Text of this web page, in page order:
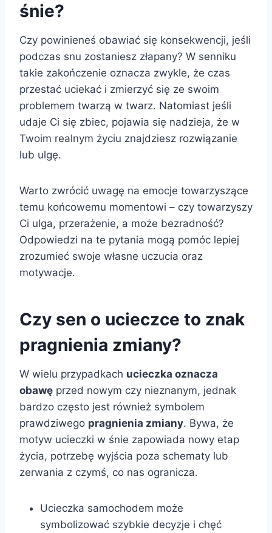
śnie?
Czy powinieneś obawiać się konsekwencji, jeśli
podczas snu zostaniesz złapany? W senniku
takie zakończenie oznacza zwykle, że czas
przestać uciekać i zmierzyć się ze swoim
problemem twarzą w twarz. Natomiast jeśli
udaje Ci się zbiec, pojawia się nadzieja, że w
Twoim realnym życiu znajdziesz rozwiązanie
lub ulgę.
Warto zwrócić uwagę na emocje towarzyszące
temu końcowemu momentowi – czy towarzyszy
Ci ulga, przerażenie, a może bezradność?
Odpowiedzi na te pytania mogą pomóc lepiej
zrozumieć swoje własne uczucia oraz
motywacje.
Czy sen o ucieczce to znak
pragnienia zmiany?
W wielu przypadkach ucieczka oznacza
obawę przed nowym czy nieznanym, jednak
bardzo często jest również symbolem
prawdziwego pragnienia zmiany. Bywa, że
motyw ucieczki w śnie zapowiada nowy etap
życia, potrzebę wyjścia poza schematy lub
zerwania z czymś, co nas ogranicza.
Ucieczka samochodem może
symbolizować szybkie decyzje i chęć